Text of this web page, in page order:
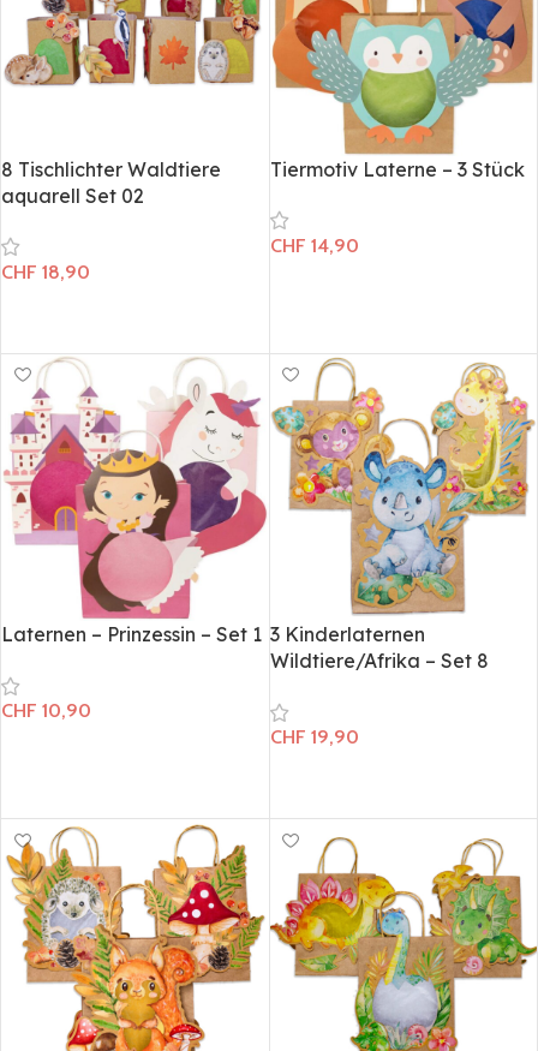
8 Tischlichter Waldtiere
aquarell Set 02
CHF 18,90
Tiermotiv Laterne – 3 Stück
CHF 14,90
Laternen – Prinzessin – Set 1
CHF 10,90
3 Kinderlaternen
Wildtiere/Afrika – Set 8
CHF 19,90